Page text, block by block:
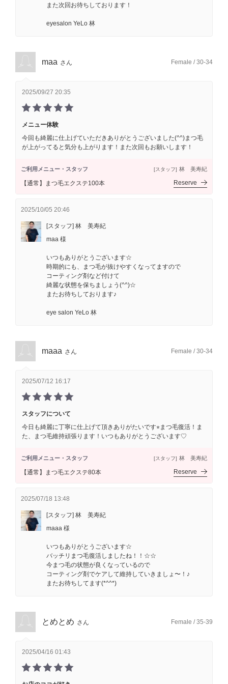
また次回お待ちしております！
eyesalon YeLo 林
maa さん Female / 30-34
2025/09/27 20:35
メニュー体験
今回も綺麗に仕上げていただきありがとうございました(^^)まつ毛
が上がってると気分も上がります！また次回もお願いします！
ご利用メニュー・スタッフ [スタッフ] 林 美寿紀
【通常】まつ毛エクステ100本 Reserve
2025/10/05 20:46
[スタッフ] 林 美寿紀
maa 様
いつもありがとうございます☆
時期的にも、まつ毛が抜けやすくなってますので
コーティング剤など付けて
綺麗な状態を保ちましょう(^^)☆
またお待ちしております♪
eye salon YeLo 林
maaa さん Female / 30-34
2025/07/12 16:17
スタッフについて
今日も綺麗に丁寧に仕上げて頂きありがたいです⭐︎まつ毛復活！ま
た、まつ毛維持頑張ります！いつもありがとうございます♡
ご利用メニュー・スタッフ [スタッフ] 林 美寿紀
【通常】まつ毛エクステ80本 Reserve
2025/07/18 13:48
[スタッフ] 林 美寿紀
maaa 様
いつもありがとうございます☆
バッチリまつ毛復活しましたね！！☆☆
今まつ毛の状態が良くなっているので
コーティング剤でケアして維持していきましょ〜！♪
またお待ちしてます(*^^*)
とめとめ さん Female / 35-39
2025/04/16 01:43